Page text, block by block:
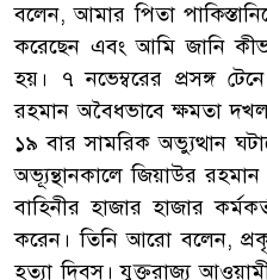
বলেন, আমার পিতা
করেছেন এবং আমি জানি
হয়। ৭ নভেম্বরের প্রসঙ্গ
রহমান অবৈধভাবে ক্ষমতা
১৯ বার সামরিক অভ্যুত্থান
অভ্যূন্থানকালে জিয়াউর রহমান
বাহিনীর হাজার হাজার
করেন। তিনি আরো বলেন,
হত্যা দিবস। যুক্তরাজ্য